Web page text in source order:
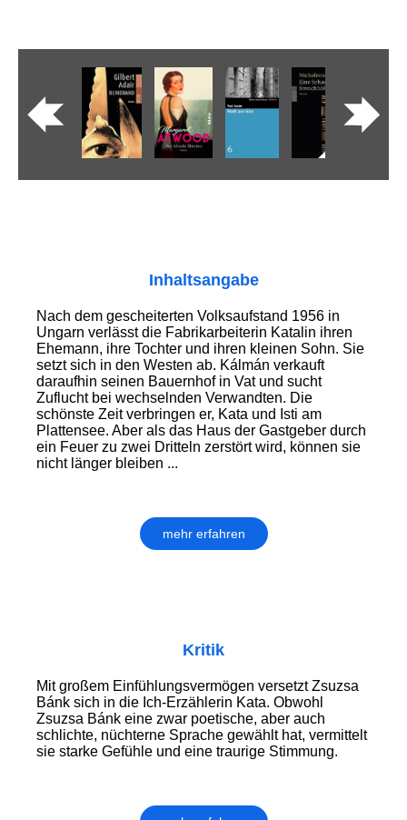
Inhaltsangabe
Nach dem gescheiterten Volksaufstand 1956 in
Ungarn verlässt die Fabrikarbeiterin Katalin ihren
Ehemann, ihre Tochter und ihren kleinen Sohn. Sie
setzt sich in den Westen ab. Kálmán verkauft
daraufhin seinen Bauernhof in Vat und sucht
Zuflucht bei wechselnden Verwandten. Die
schönste Zeit verbringen er, Kata und Isti am
Plattensee. Aber als das Haus der Gastgeber durch
ein Feuer zu zwei Dritteln zerstört wird, können sie
nicht länger bleiben ...
mehr erfahren
Kritik
Mit großem Einfühlungsvermögen versetzt Zsuzsa
Bánk sich in die Ich-Erzählerin Kata. Obwohl
Zsuzsa Bánk eine zwar poetische, aber auch
schlichte, nüchterne Sprache gewählt hat, vermittelt
sie starke Gefühle und eine traurige Stimmung.